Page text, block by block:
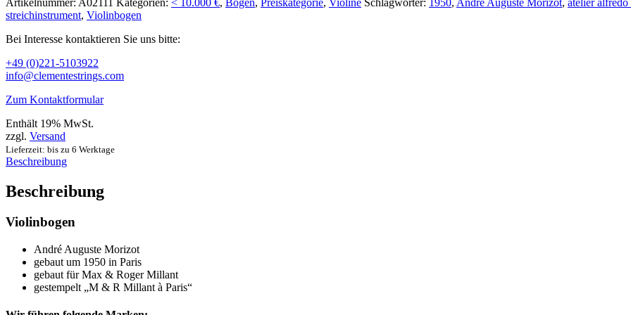
streichinstrument, Violinbogen
Bei Interesse kontaktieren Sie uns bitte:
+49 (0)221-5103922
info@clementestrings.com
Zum Kontaktformular
Enthält 19% MwSt.
zzgl. Versand
Lieferzeit: bis zu 6 Werktage
Beschreibung
Beschreibung
Violinbogen
André Auguste Morizot
gebaut um 1950 in Paris
gebaut für Max & Roger Millant
gestempelt „M & R Millant à Paris“